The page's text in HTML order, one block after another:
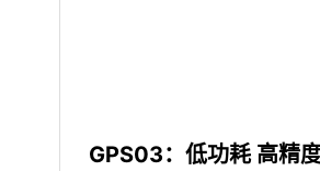
GPS03：低功耗 高精